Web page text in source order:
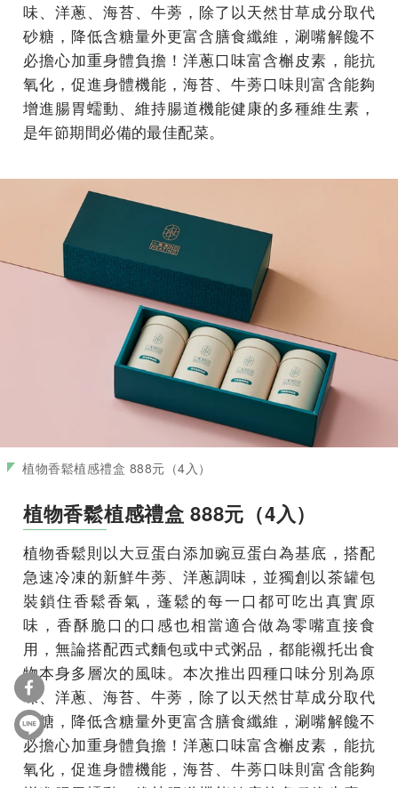
味、洋蔥、海苔、牛蒡，除了以天然甘草成分取代
砂糖，降低含糖量外更富含膳食纖維，涮嘴解饞不
必擔心加重身體負擔！洋蔥口味富含槲皮素，能抗
氧化，促進身體機能，海苔、牛蒡口味則富含能夠
增進腸胃蠕動、維持腸道機能健康的多種維生素，
是年節期間必備的最佳配菜。
植物香鬆植感禮盒 888元（4入）
植物香鬆植感禮盒 888元（4入）
植物香鬆則以大豆蛋白添加豌豆蛋白為基底，搭配
急速冷凍的新鮮牛蒡、洋蔥調味，並獨創以茶罐包
裝鎖住香鬆香氣，蓬鬆的每一口都可吃出真實原
味，香酥脆口的口感也相當適合做為零嘴直接食
用，無論搭配西式麵包或中式粥品，都能襯托出食
物本身多層次的風味。本次推出四種口味分別為原
味、洋蔥、海苔、牛蒡，除了以天然甘草成分取代
砂糖，降低含糖量外更富含膳食纖維，涮嘴解饞不
必擔心加重身體負擔！洋蔥口味富含槲皮素，能抗
氧化，促進身體機能，海苔、牛蒡口味則富含能夠